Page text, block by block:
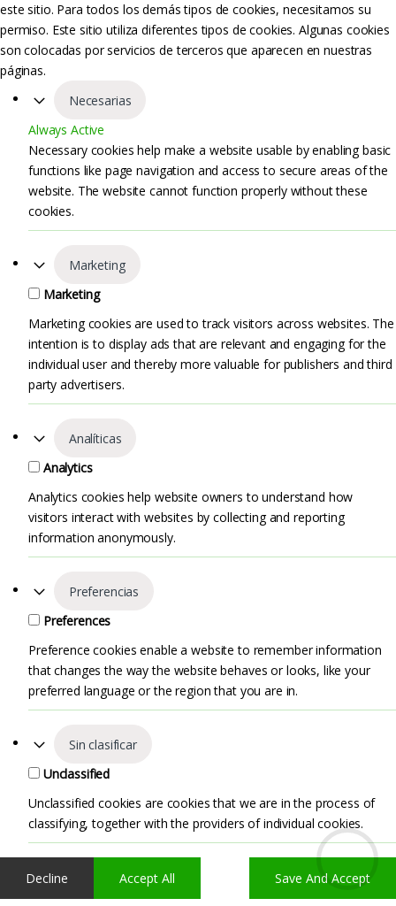
este sitio. Para todos los demás tipos de cookies, necesitamos su
permiso. Este sitio utiliza diferentes tipos de cookies. Algunas cookies
son colocadas por servicios de terceros que aparecen en nuestras
páginas.
Necesarias
Always Active
Necessary cookies help make a website usable by enabling basic
functions like page navigation and access to secure areas of the
website. The website cannot function properly without these
cookies.
Marketing
Marketing
Marketing cookies are used to track visitors across websites. The
intention is to display ads that are relevant and engaging for the
individual user and thereby more valuable for publishers and third
party advertisers.
Analíticas
Analytics
Analytics cookies help website owners to understand how
visitors interact with websites by collecting and reporting
information anonymously.
Preferencias
Preferences
Preference cookies enable a website to remember information
that changes the way the website behaves or looks, like your
preferred language or the region that you are in.
Sin clasificar
Unclassified
Unclassified cookies are cookies that we are in the process of
classifying, together with the providers of individual cookies.
Decline Accept All Save And Accept